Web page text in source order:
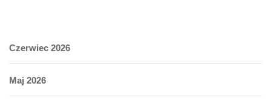
Czerwiec 2026
Maj 2026